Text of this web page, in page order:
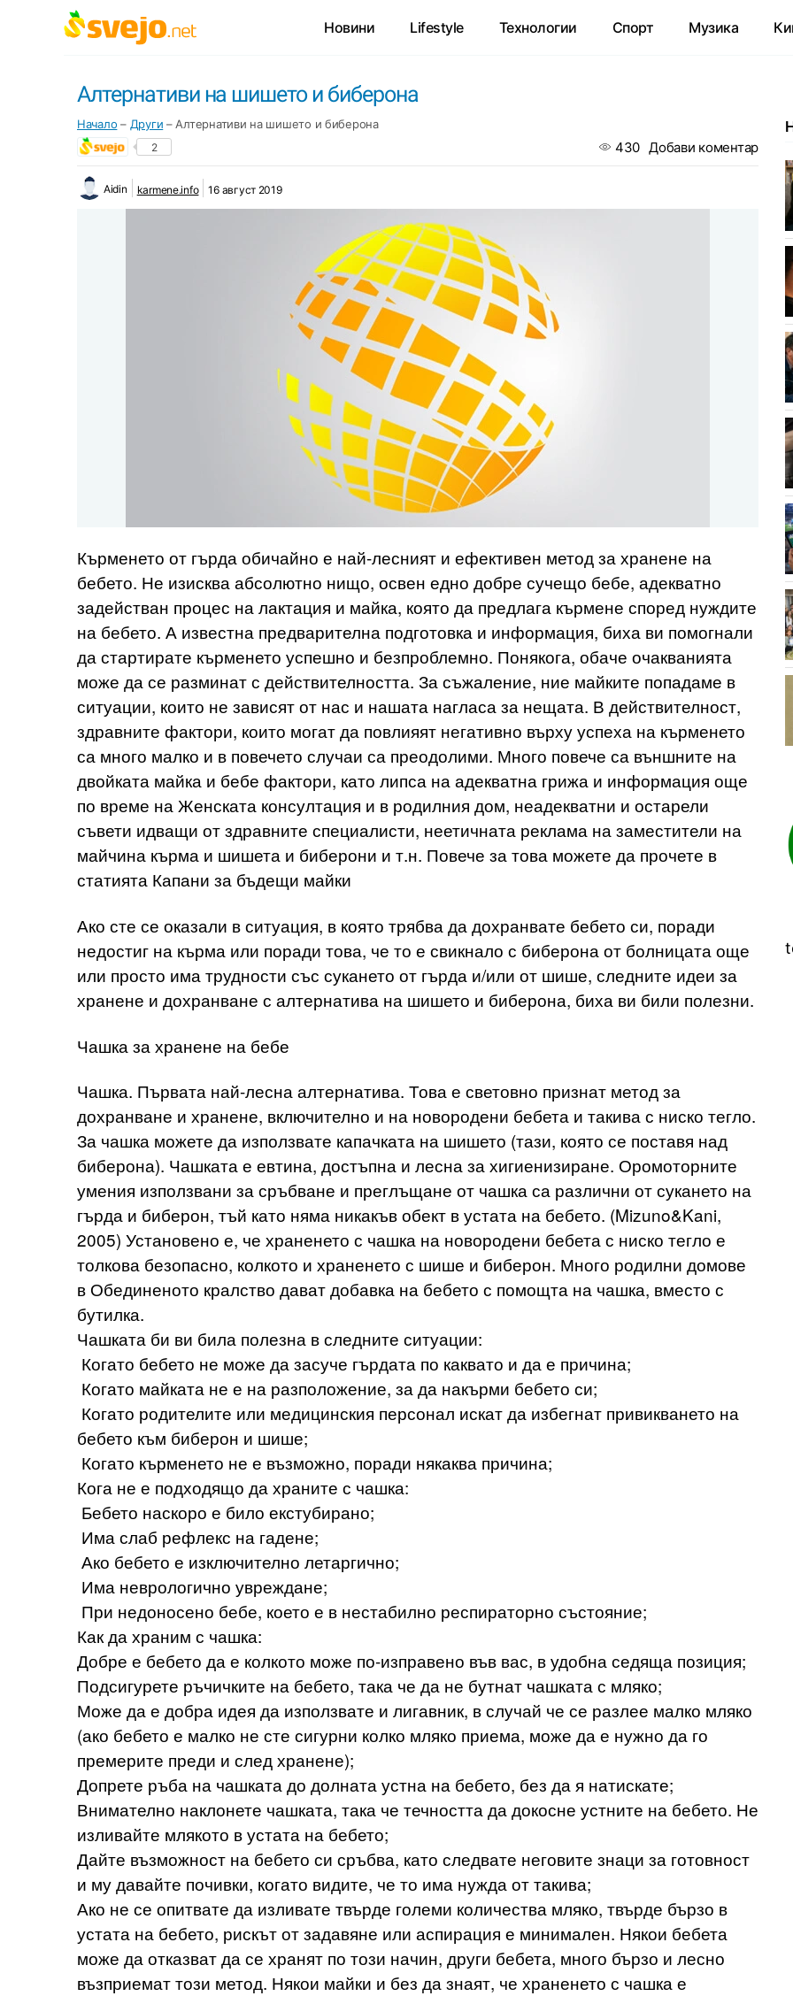
Новини Lifestyle Технологии Спорт Музика
Алтернативи на шишето и биберона
Начало – Други – Алтернативи на шишето и биберона
2 430 Добави коментар
Aidin karmene.info 16 август 2019
Кърменето от гърда обичайно е най-лесният и ефективен метод за хранене на
бебето. Не изисква абсолютно нищо, освен едно добре сучещо бебе, адекватно
задействан процес на лактация и майка, която да предлага кърмене според нуждите
на бебето. А известна предварителна подготовка и информация, биха ви помогнали
да стартирате кърменето успешно и безпроблемно. Понякога, обаче очакванията
може да се разминат с действителността. За съжаление, ние майките попадаме в
ситуации, които не зависят от нас и нашата нагласа за нещата. В действителност,
здравните фактори, които могат да повлияят негативно върху успеха на кърменето
са много малко и в повечето случаи са преодолими. Много повече са външните на
двойката майка и бебе фактори, като липса на адекватна грижа и информация още
по време на Женската консултация и в родилния дом, неадекватни и остарели
съвети идващи от здравните специалисти, неетичната реклама на заместители на
майчина кърма и шишета и биберони и т.н. Повече за това можете да прочете в
статията Капани за бъдещи майки
Ако сте се оказали в ситуация, в която трябва да дохранвате бебето си, поради
недостиг на кърма или поради това, че то е свикнало с биберона от болницата още
или просто има трудности със сукането от гърда и/или от шише, следните идеи за
хранене и дохранване с алтернатива на шишето и биберона, биха ви били полезни.
Чашка за хранене на бебе
Чашка. Първата най-лесна алтернатива. Това е световно признат метод за
дохранване и хранене, включително и на новородени бебета и такива с ниско тегло.
За чашка можете да използвате капачката на шишето (тази, която се поставя над
биберона). Чашката е евтина, достъпна и лесна за хигиенизиране. Оромоторните
умения използвани за сръбване и преглъщане от чашка са различни от сукането на
гърда и биберон, тъй като няма никакъв обект в устата на бебето. (Mizuno&Kani,
2005) Установено е, че храненето с чашка на новородени бебета с ниско тегло е
толкова безопасно, колкото и храненето с шише и биберон. Много родилни домове
в Обединеното кралство дават добавка на бебето с помощта на чашка, вместо с
бутилка.
Чашката би ви била полезна в следните ситуации:
Когато бебето не може да засуче гърдата по каквато и да е причина;
Когато майката не е на разположение, за да накърми бебето си;
Когато родителите или медицинския персонал искат да избегнат привикването на
бебето към биберон и шише;
Когато кърменето не е възможно, поради някаква причина;
Кога не е подходящо да храните с чашка:
Бебето наскоро е било екстубирано;
Има слаб рефлекс на гадене;
Ако бебето е изключително летаргично;
Има неврологично увреждане;
При недоносено бебе, което е в нестабилно респираторно състояние;
Как да храним с чашка:
Добре е бебето да е колкото може по-изправено във вас, в удобна седяща позиция;
Подсигурете ръчичките на бебето, така че да не бутнат чашката с мляко;
Може да е добра идея да използвате и лигавник, в случай че се разлее малко мляко
(ако бебето е малко не сте сигурни колко мляко приема, може да е нужно да го
премерите преди и след хранене);
Допрете ръба на чашката до долната устна на бебето, без да я натискате;
Внимателно наклонете чашката, така че течността да докосне устните на бебето. Не
изливайте млякото в устата на бебето;
Дайте възможност на бебето си сръбва, като следвате неговите знаци за готовност
и му давайте почивки, когато видите, че то има нужда от такива;
Ако не се опитвате да изливате твърде големи количества мляко, твърде бързо в
устата на бебето, рискът от задавяне или аспирация е минимален. Някои бебета
може да отказват да се хранят по този начин, други бебета, много бързо и лесно
възприемат този метод. Някои майки и без да знаят, че храненето с чашка е